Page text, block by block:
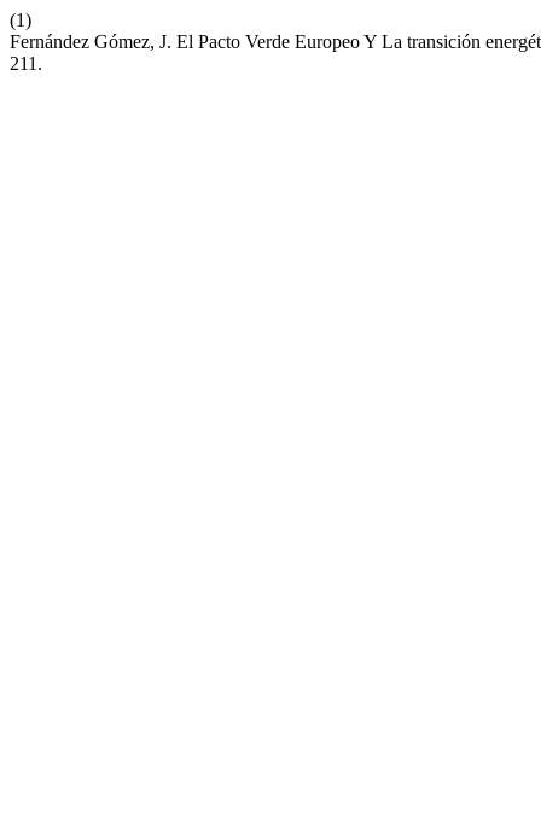
(1)
Fernández Gómez, J. El Pacto Verde Europeo Y La transición
211.